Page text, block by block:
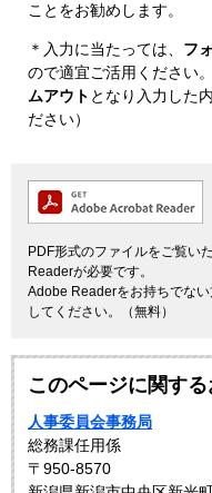
ことをお勧めします。
＊入力に当たっては、 フ
ので適宜ご活用ください
ムアウト となり入力した
ださい）
PDF形式のファイルをご覧い
Readerが必要です。
Adobe Readerをお持ちでな
してください。（無料）
このページに関す
人事委員会事務局
総務課任用係
〒950-8570